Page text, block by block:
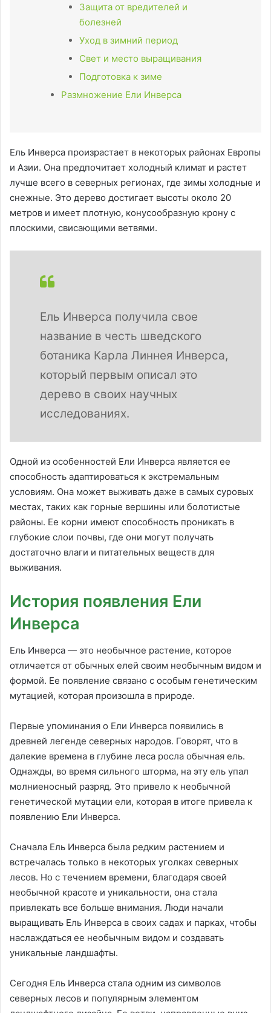
Защита от вредителей и
болезней
Уход в зимний период
Свет и место выращивания
Подготовка к зиме
Размножение Ели Инверса
Ель Инверса произрастает в некоторых районах Европы
и Азии. Она предпочитает холодный климат и растет
лучше всего в северных регионах, где зимы холодные и
снежные. Это дерево достигает высоты около 20
метров и имеет плотную, конусообразную крону с
плоскими, свисающими ветвями.
Ель Инверса получила свое
название в честь шведского
ботаника Карла Линнея Инверса,
который первым описал это
дерево в своих научных
исследованиях.
Одной из особенностей Ели Инверса является ее
способность адаптироваться к экстремальным
условиям. Она может выживать даже в самых суровых
местах, таких как горные вершины или болотистые
районы. Ее корни имеют способность проникать в
глубокие слои почвы, где они могут получать
достаточно влаги и питательных веществ для
выживания.
История появления Ели
Инверса
Ель Инверса — это необычное растение, которое
отличается от обычных елей своим необычным видом и
формой. Ее появление связано с особым генетическим
мутацией, которая произошла в природе.
Первые упоминания о Ели Инверса появились в
древней легенде северных народов. Говорят, что в
далекие времена в глубине леса росла обычная ель.
Однажды, во время сильного шторма, на эту ель упал
молниеносный разряд. Это привело к необычной
генетической мутации ели, которая в итоге привела к
появлению Ели Инверса.
Сначала Ель Инверса была редким растением и
встречалась только в некоторых уголках северных
лесов. Но с течением времени, благодаря своей
необычной красоте и уникальности, она стала
привлекать все больше внимания. Люди начали
выращивать Ель Инверса в своих садах и парках, чтобы
наслаждаться ее необычным видом и создавать
уникальные ландшафты.
Сегодня Ель Инверса стала одним из символов
северных лесов и популярным элементом